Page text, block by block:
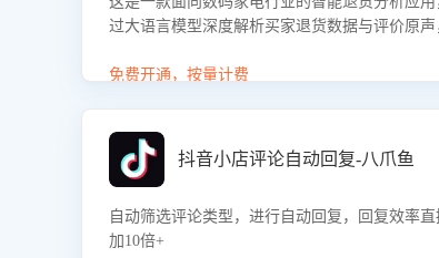
过大语言模型深度解析买家退货数据与评价原声
因，并输出可落地的改进建议，通过挖掘用户痛
免费开通，按量计费
抖音小店评论自动回复-八爪鱼
自动筛选评论类型，进行自动回复，回复效率直
加10倍+